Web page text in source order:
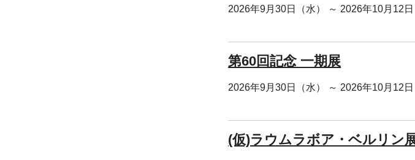
2026年9月30日（水） ～ 2026年10月12日
第60回記念 一期展
2026年9月30日（水） ～ 2026年10月12日
(仮)ラウムラボア・ベルリン